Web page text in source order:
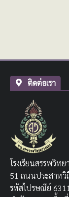
ติดต่อเรา
โรงเรียนสรรพวิทย
51 ถนนประสาทวิ
รหัสไปรษณีย์